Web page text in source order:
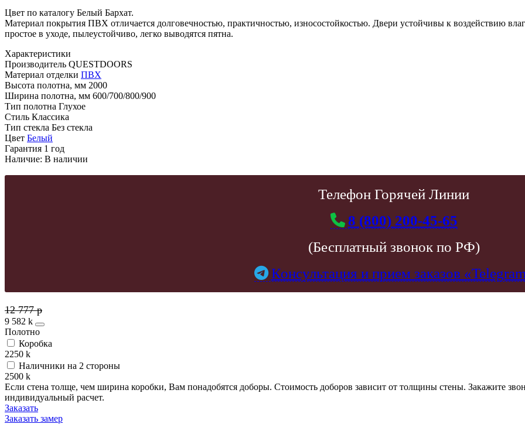
Цвет по каталогу Белый Бархат.
Материал покрытия ПВХ отличается долговечностью, практичностью, износостойкостью. Двери устойчивы к воздействию
простое в уходе, пылеустойчиво, легко выводятся пятна.
Характеристики
Производитель QUESTDOORS
Материал отделки ПВХ
Высота полотна, мм 2000
Ширина полотна, мм 600/700/800/900
Тип полотна Глухое
Стиль Классика
Тип стекла Без стекла
Цвет Белый
Гарантия 1 год
Наличие: В наличии
Телефон Горячей Линии
8 (800) 200-45-65
(Бесплатный звонок по РФ)
Консультация и прием заказов
12 777p
9 582 k
Полотно
Коробка
2250 k
Наличники на 2 стороны
2500 k
Если стена толще, чем ширина коробки, Вам понадобятся доборы. Стоимость доборов зависит от толщины стены. Закажите
индивидуальный расчет.
Заказать
Заказать замер